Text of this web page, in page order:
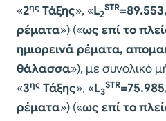
«2ης Τάξης», «L2
STR
ρέματα») («ως επί το
ημιορεινά ρέματα,
θάλασσα»), με συνολικό
«3ης Τάξης», «L3
STR
ρέματα») («ως επί το